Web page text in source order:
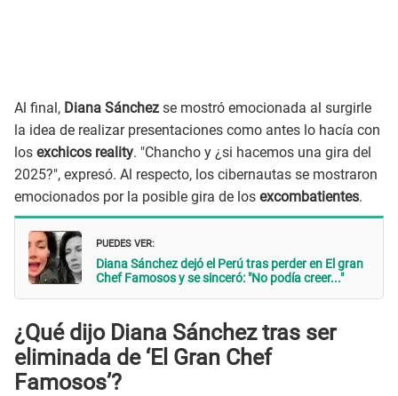
Al final, Diana Sánchez se mostró emocionada al surgirle
la idea de realizar presentaciones como antes lo hacía con
los exchicos reality. "Chancho y ¿si hacemos una gira del
2025?", expresó. Al respecto, los cibernautas se mostraron
emocionados por la posible gira de los excombatientes.
PUEDES VER:
Diana Sánchez dejó el Perú tras perder en El gran
Chef Famosos y se sinceró: "No podía creer..."
¿Qué dijo Diana Sánchez tras ser
eliminada de ‘El Gran Chef
Famosos’?